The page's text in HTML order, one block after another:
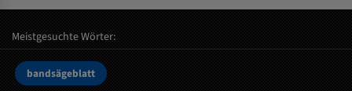
Meistgesuchte Wörter:
bandsägeblatt